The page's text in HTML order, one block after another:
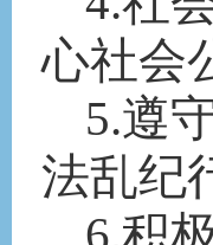
心社会
5.遵
法乱纪